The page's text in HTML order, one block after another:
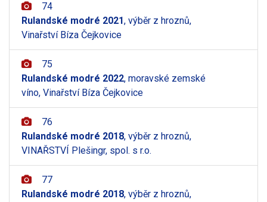
74
Rulandské modré 2021, výběr z hroznů,
Vinařství Bíza Čejkovice
75
Rulandské modré 2022, moravské zemské
víno, Vinařství Bíza Čejkovice
76
Rulandské modré 2018, výběr z hroznů,
VINAŘSTVÍ Plešingr, spol. s r.o.
77
Rulandské modré 2018, výběr z hroznů,